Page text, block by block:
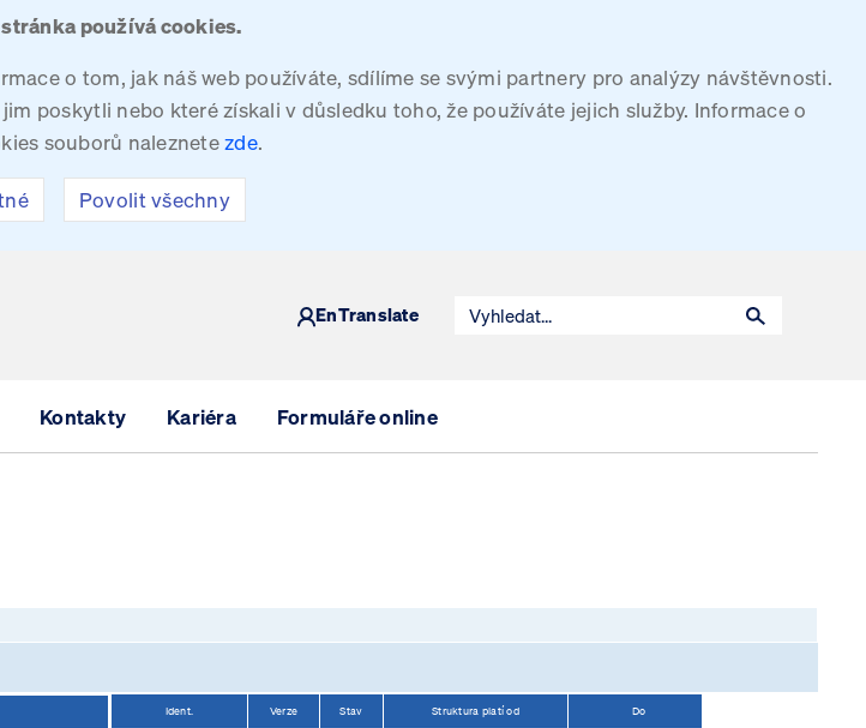
používá cookies.
o tom, jak náš web používáte, sdílíme se svými partnery pro analýzy návštěvnosti.
poskytli nebo které získali v důsledku toho, že používáte jejich služby. Informace o
souborů naleznetezde.
Povolit všechny
EnTranslate
Kontakty Kariéra Formuláře online
Ident. Verze Stav Struktura platí od Do